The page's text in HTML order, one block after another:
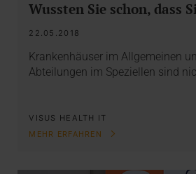
Wussten Sie schon, dass
22.05.2018
Krankenhäuser im Allgemeinen
Abteilungen im Speziellen sind
VISUS HEALTH IT
MEHR ERFAHREN